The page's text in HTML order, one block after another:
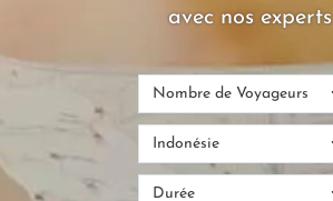
avec nos experts